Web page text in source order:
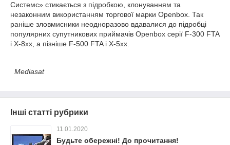
Системс» стикається з підробкою, клонуванням та
незаконним використанням торгової марки Openbox. Так
раніше зловмисники неодноразово вдавалися до підробці
популярних супутникових приймачів Openbox серії F-300 FTA
і X-8xx, а пізніше F-500 FTA і X-5xx.
Mediasat
Інші статті рубрики
11.01.2020
Будьте обережні! До прочитання!